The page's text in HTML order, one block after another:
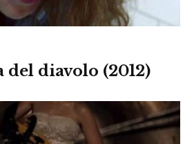
del diavolo (2012)